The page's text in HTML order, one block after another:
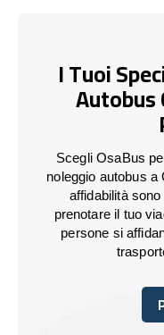
I Tuoi
Scegli OsaBus
noleggio autobus
affidabilità
prenotare il tuo
persone si